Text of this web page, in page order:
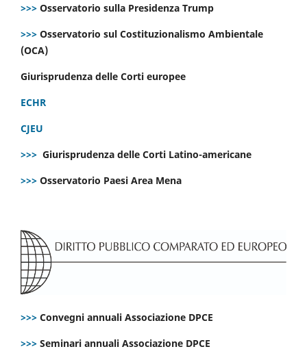
>>> Osservatorio sulla Presidenza Trump
>>> Osservatorio sul Costituzionalismo Ambientale
(OCA)
Giurisprudenza delle Corti europee
ECHR
CJEU
>>> Giurisprudenza delle Corti Latino-americane
>>> Osservatorio Paesi Area Mena
>>> Convegni annuali Associazione DPCE
>>> Seminari annuali Associazione DPCE